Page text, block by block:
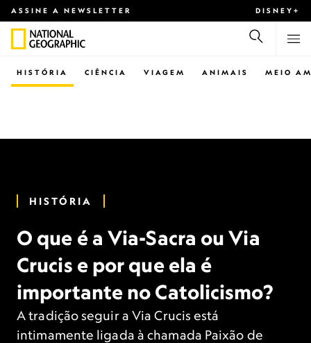
ASSINE A NEWSLETTER DISNEY+
CIÊNCIA VIAGEM ANIMAIS
HISTÓRIA MEIO
HISTÓRIA
O que é a Via-Sacra ou Via
Crucis e por que ela é
importante no Catolicismo?
A tradição seguir a Via Crucis está
intimamente ligada à chamada Paixão de